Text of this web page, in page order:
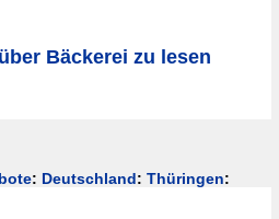
Bäckerei zu lesen
: Deutschland: Thüringen: